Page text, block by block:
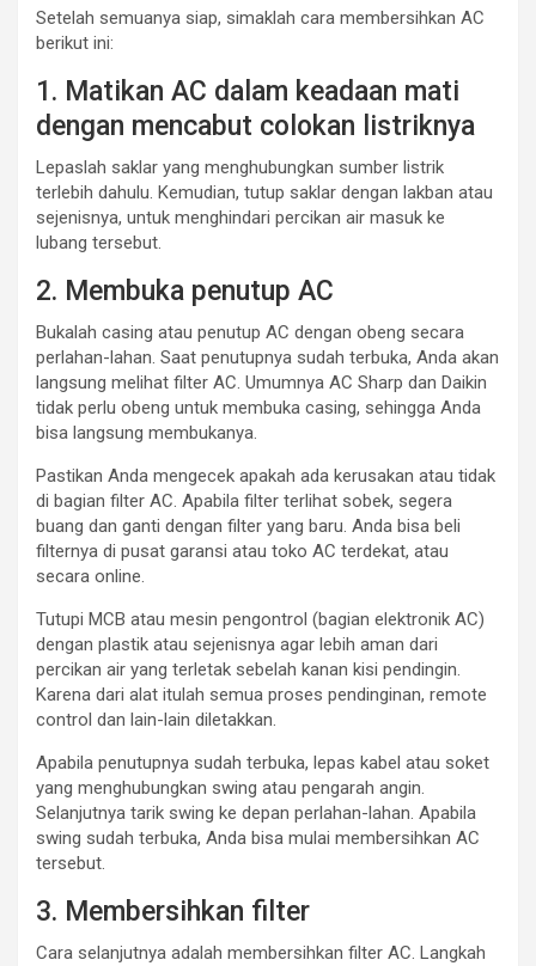
Setelah semuanya siap, simaklah cara membersihkan AC
berikut ini:
1. Matikan AC dalam keadaan mati
dengan mencabut colokan listriknya
Lepaslah saklar yang menghubungkan sumber listrik
terlebih dahulu. Kemudian, tutup saklar dengan lakban atau
sejenisnya, untuk menghindari percikan air masuk ke
lubang tersebut.
2. Membuka penutup AC
Bukalah casing atau penutup AC dengan obeng secara
perlahan-lahan. Saat penutupnya sudah terbuka, Anda akan
langsung melihat filter AC. Umumnya AC Sharp dan Daikin
tidak perlu obeng untuk membuka casing, sehingga Anda
bisa langsung membukanya.
Pastikan Anda mengecek apakah ada kerusakan atau tidak
di bagian filter AC. Apabila filter terlihat sobek, segera
buang dan ganti dengan filter yang baru. Anda bisa beli
filternya di pusat garansi atau toko AC terdekat, atau
secara online.
Tutupi MCB atau mesin pengontrol (bagian elektronik AC)
dengan plastik atau sejenisnya agar lebih aman dari
percikan air yang terletak sebelah kanan kisi pendingin.
Karena dari alat itulah semua proses pendinginan, remote
control dan lain-lain diletakkan.
Apabila penutupnya sudah terbuka, lepas kabel atau soket
yang menghubungkan swing atau pengarah angin.
Selanjutnya tarik swing ke depan perlahan-lahan. Apabila
swing sudah terbuka, Anda bisa mulai membersihkan AC
tersebut.
3. Membersihkan filter
Cara selanjutnya adalah membersihkan filter AC. Langkah